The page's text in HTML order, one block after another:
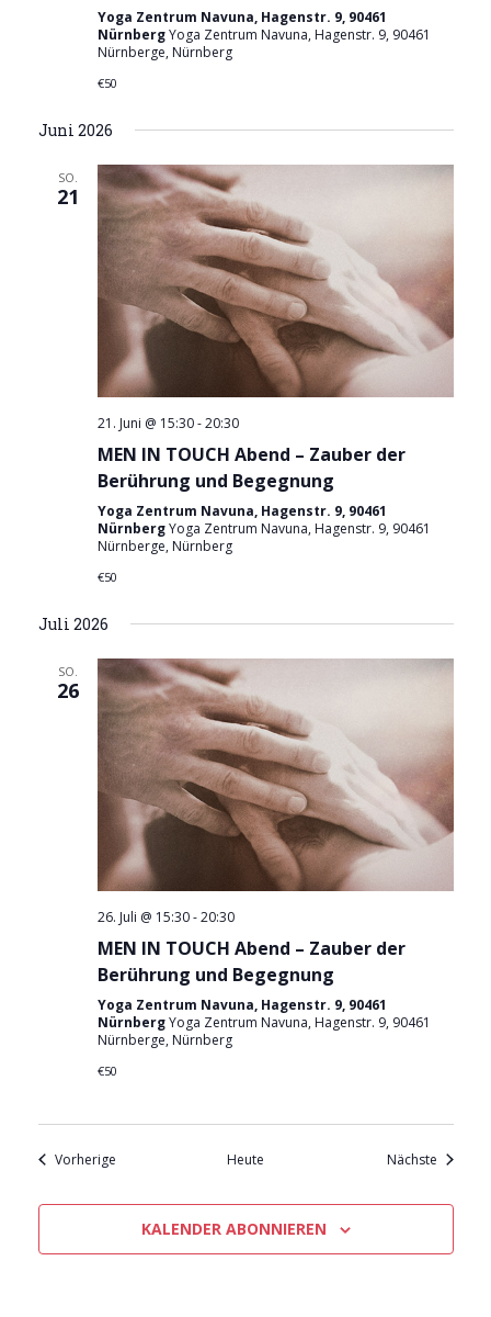
Yoga Zentrum Navuna, Hagenstr. 9, 90461
NürnbergYoga Zentrum Navuna, Hagenstr. 9, 90461
Nürnberge, Nürnberg
€50
Juni 2026
SO.
21
21. Juni @ 15:30-20:30
MEN IN TOUCH Abend – Zauber der
Berührung und Begegnung
Yoga Zentrum Navuna, Hagenstr. 9, 90461
NürnbergYoga Zentrum Navuna, Hagenstr. 9, 90461
Nürnberge, Nürnberg
€50
Juli 2026
SO.
26
26. Juli @ 15:30-20:30
MEN IN TOUCH Abend – Zauber der
Berührung und Begegnung
Yoga Zentrum Navuna, Hagenstr. 9, 90461
NürnbergYoga Zentrum Navuna, Hagenstr. 9, 90461
Nürnberge, Nürnberg
€50
VorherigeVeranstaltungen Heute Nächste
KALENDER ABONNIEREN